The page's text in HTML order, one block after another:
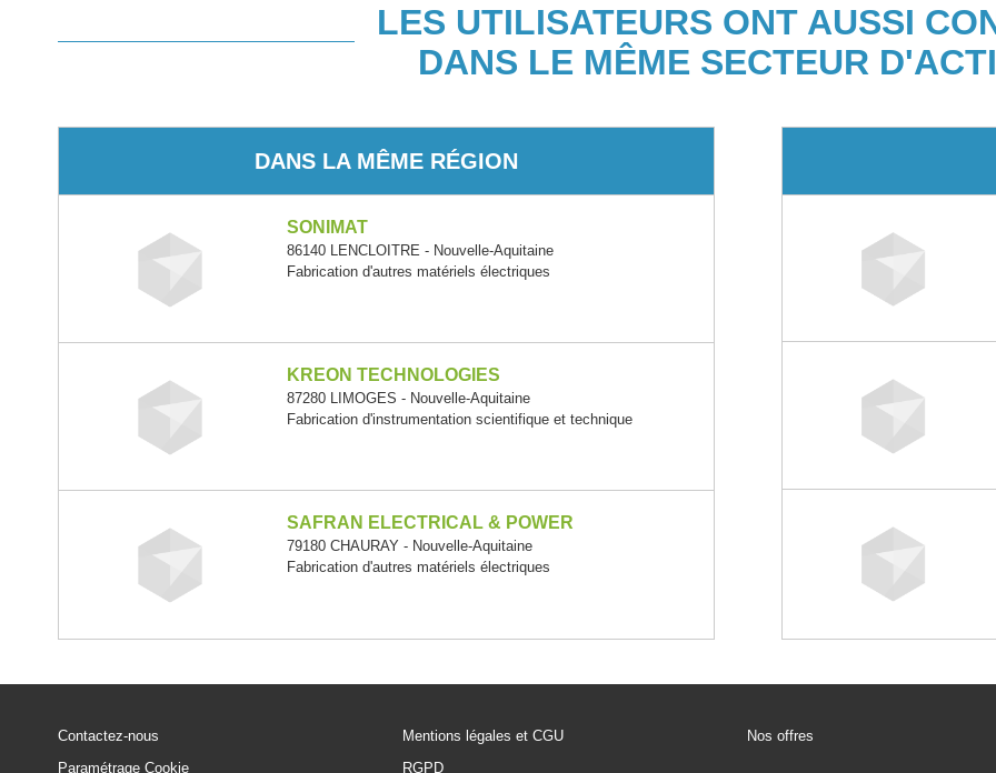
LES UTILISATEURS ONT AUSSI
DANS LE MÊME SECTEUR
DANS LA MÊME RÉGION
SONIMAT
86140 LENCLOITRE - Nouvelle-Aquitaine
Fabrication d'autres matériels électriques
KREON TECHNOLOGIES
87280 LIMOGES - Nouvelle-Aquitaine
Fabrication d'instrumentation scientifique et technique
SAFRAN ELECTRICAL & POWER
79180 CHAURAY - Nouvelle-Aquitaine
Fabrication d'autres matériels électriques
Contactez-nous
Paramétrage Cookie
Mentions légales et CGU
RGPD
Nos offres